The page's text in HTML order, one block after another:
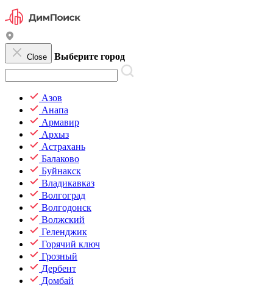
Close Выберите город
Азов
Анапа
Армавир
Архыз
Астрахань
Балаково
Буйнакск
Владикавказ
Волгоград
Волгодонск
Волжский
Геленджик
Горячий ключ
Грозный
Дербент
Домбай